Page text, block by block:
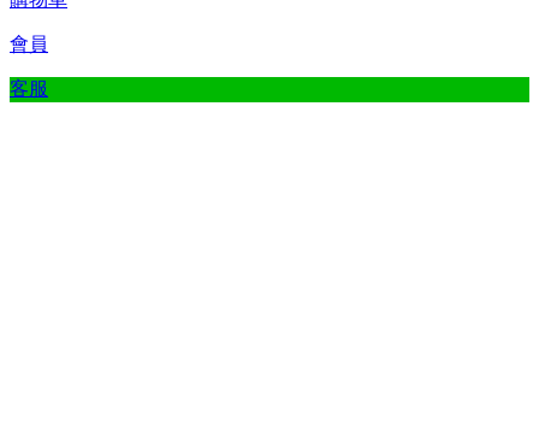
會員
客服